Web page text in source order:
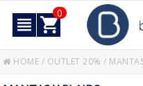
0
HOME / OUTLET 20% /